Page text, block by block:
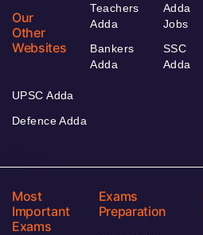
Our
Other
Websites
Teachers
Adda
Bankers
Adda
Adda
Jobs
SSC
Adda
UPSC Adda
Defence Adda
Most
Important
Exams
Exams
Preparation